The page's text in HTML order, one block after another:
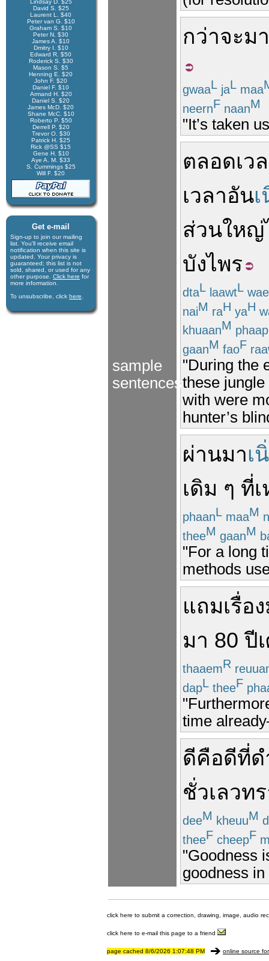
Lindsay D. $25
David S. $25
Laurent L. $40
Peter van G. $10
Graham S. $10
Peter N. $30
James A. $10
Dmitry I. $10
Edward R. $50
Roderick S. $30
Mason S. $5
Henning E. $20
John F. $20
Daniel F. $10
Armand H. $20
Daniel S. $20
James McD. $20
Shane McC. $10
Roberto P. $50
Derrell P. $20
Trevor O. $30
Patrick H. $25
Rick @SS $15
Gene H. $10
Aye A. M. $33
S. Cummings $25
Will F. $20
Get e-mail
Sign-up to join our mail­ing
list. You'll receive e­mail
notification when this site is
updated. Your privacy is
guaran­teed; this list is not
sold, shared, or used for any
other purpose. Click here for
more infor­mation.
To unsubscribe, click here
sample
sentences
กว่าจะมา
gwaaL jaL maa
neernF naanM
"It’s taken
ตลอดเว
เวลาอัน
ส่วนใหญ่
บังไพร
dtaL laawtL
naiM raH yaH
khuaanM phaap
gaanM faoF
"During the
these
with were
hunter’s
ผ่านมาเ
เดิม ๆ ที่
phaanL maaM
theeM gaanM
"For a long
methods
แถมเรื่อง
มา 80 ปี
thaaemR
dapL theeF
time
ดีคือดีที่ด
ชั่วเลวท
deeM kheuuM
theeF cheepF
"Goodness
goodness
click here to submit a correction, drawing, image, audio
click here to e-mail this page to a friend
page cached 8/6/2026 1:07:48 PM online source